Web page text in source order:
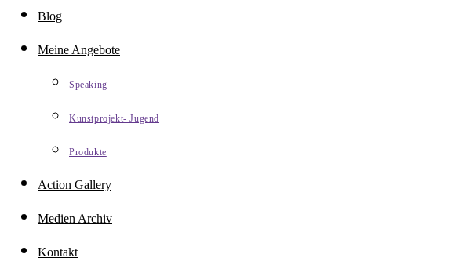
Blog
Meine Angebote
Speaking
Kunstprojekt- Jugend
Produkte
Action Gallery
Medien Archiv
Kontakt